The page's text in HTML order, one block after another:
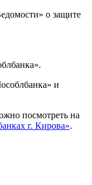
о защите
и
посмотреть на
г. Кирова».